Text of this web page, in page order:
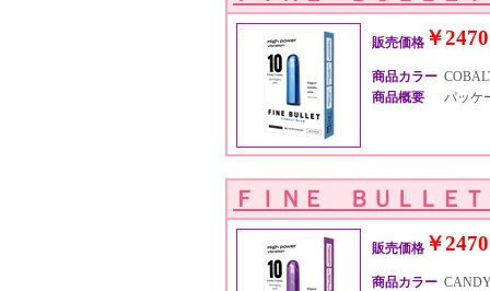
販売価格 ￥2470
商品カラー
商品概要
パッケ
ＦＩＮＥ ＢＵＬＬＥ
販売価格 ￥2470
商品カラー